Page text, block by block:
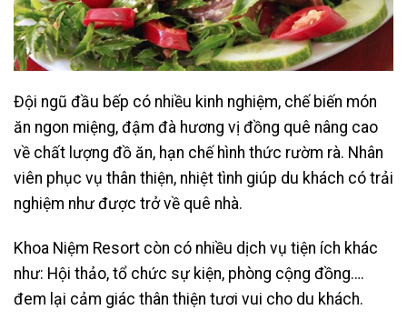
Đội ngũ đầu bếp có nhiều kinh nghiệm, chế biến món
ăn ngon miệng, đậm đà hương vị đồng quê nâng cao
về chất lượng đồ ăn, hạn chế hình thức rườm rà. Nhân
viên phục vụ thân thiện, nhiệt tình giúp du khách có trải
nghiệm như được trở về quê nhà.
Khoa Niệm Resort còn có nhiều dịch vụ tiện ích khác
như: Hội thảo, tổ chức sự kiện, phòng cộng đồng….
đem lại cảm giác thân thiện tươi vui cho du khách.